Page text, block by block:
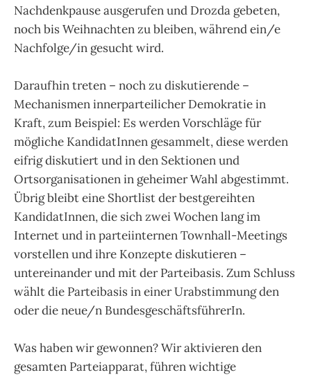
Nachdenkpause ausgerufen und Drozda gebeten,
noch bis Weihnachten zu bleiben, während ein/e
Nachfolge/in gesucht wird.
Daraufhin treten – noch zu diskutierende –
Mechanismen innerparteilicher Demokratie in
Kraft, zum Beispiel: Es werden Vorschläge für
mögliche KandidatInnen gesammelt, diese werden
eifrig diskutiert und in den Sektionen und
Ortsorganisationen in geheimer Wahl abgestimmt.
Übrig bleibt eine Shortlist der bestgereihten
KandidatInnen, die sich zwei Wochen lang im
Internet und in parteiinternen Townhall-Meetings
vorstellen und ihre Konzepte diskutieren –
untereinander und mit der Parteibasis. Zum Schluss
wählt die Parteibasis in einer Urabstimmung den
oder die neue/n BundesgeschäftsführerIn.
Was haben wir gewonnen? Wir aktivieren den
gesamten Parteiapparat, führen wichtige